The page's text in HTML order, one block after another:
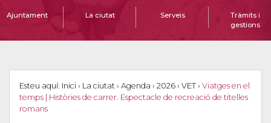
Ajuntament La ciutat Serveis
Tràmits i
gestions
Esteu aquí: Inici › La ciutat › Agenda › 2026 › VET › Viatges en el
temps | Històries de carrer. Espectacle de recreació de titelles
romans